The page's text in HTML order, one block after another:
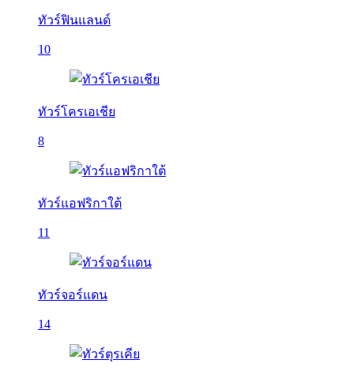
ทัวร์ฟินแลนด์
10
ทัวร์โครเอเชีย
8
ทัวร์แอฟริกาใต้
11
ทัวร์จอร์แดน
14